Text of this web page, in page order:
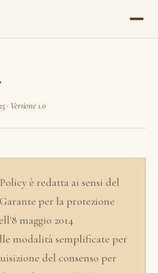
· Versione 1.0
è redatta ai sensi del
per la protezione
maggio 2014
modalità semplificate per
del consenso per